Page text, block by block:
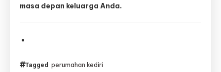
masa depan keluarga Anda.
Tagged perumahan kediri